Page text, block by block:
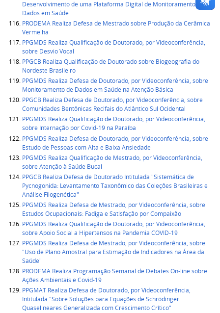
Desenvolvimento de uma Plataforma Digital de Monitoramento de
Dados em Saúde
PRODEMA Realiza Defesa de Mestrado sobre Produção da Cerâmica
Vermelha
PPGMDS Realiza Qualificação de Doutorado, por Videoconferência,
sobre Desvio Vocal
PPGCB Realiza Qualificação de Doutorado sobre Biogeografia do
Nordeste Brasileiro
PPGMDS Realiza Defesa de Doutorado, por Videoconferência, sobre
Monitoramento de Dados em Saúde na Atenção Básica
PPGCB Realiza Defesa de Doutorado, por Videoconferência, sobre
Comunidades Bentônicas Recifais do Atlântico Sul Ocidental
PPGMDS Realiza Qualificação de Doutorado, por Videoconferência,
sobre Internação por Covid-19 na Paraíba
PPGMDS Realiza Defesa de Doutorado, por Videoconferência, sobre
Estudo de Pessoas com Alta e Baixa Ansiedade
PPGMDS Realiza Qualificação de Mestrado, por Videoconferência,
sobre Atenção à Saúde Bucal
PPGCB Realiza Defesa de Doutorado Intitulada "Sistemática de
Pycnogonida: Levantamento Taxonômico das Coleções Brasileiras e
Análise Filogenética"
PPGMDS Realiza Defesa de Mestrado, por Videoconferência, sobre
Estudos Ocupacionais: Fadiga e Satisfação por Compaixão
PPGMDS Realiza Qualificação de Doutorado, por Videoconferência,
sobre Apoio Social a Hipertensos na Pandemia COVID-19
PPGMDS Realiza Defesa de Mestrado, por Videoconferência, sobre
"Uso de Plano Amostral para Estimação de Indicadores na Área da
Saúde"
PRODEMA Realiza Programação Semanal de Debates On-line sobre
Ações Ambientais e Covid-19
PPGMAT Realiza Defesa de Doutorado, por Videoconferência,
Intitulada "Sobre Soluções para Equações de Schrödinger
Quaselineares Generalizada com Crescimento Crítico"